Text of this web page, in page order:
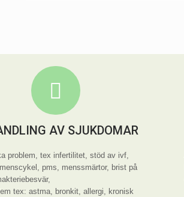
AV SJUKDOMAR
problem, tex infertilitet, stöd av ivf,
pms, menssmärtor, brist på
tex: astma, bronkit, allergi, kronisk